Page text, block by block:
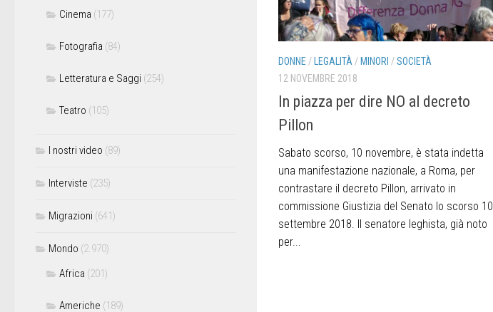
DONNE / LEGALITÀ / MINORI /SOCIETÀ
12 NOVEMBRE 2018
In piazza per dire NO al decreto
Pillon
Sabato scorso, 10 novembre, è stata indetta
una manifestazione nazionale, a Roma, per
contrastare il decreto Pillon, arrivato in
commissione Giustizia del Senato lo scorso 10
settembre 2018. Il senatore leghista, già noto
per...
Cinema (177)
Fotografia (84)
Letteratura e Saggi (254)
Teatro (105)
I nostri video (89)
Interviste (235)
Migrazioni (641)
Mondo (2.970)
Africa (201)
Americhe (189)